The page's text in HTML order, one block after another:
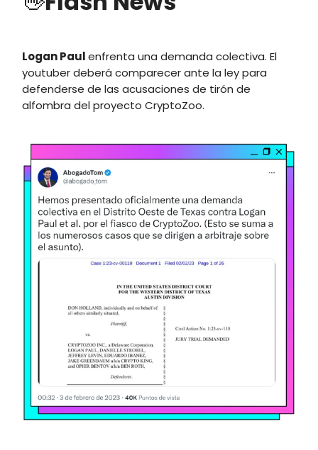
Logan Paulenfrenta una demanda colectiva. El
youtuber deberá comparecer ante la ley para
defenderse de las acusaciones de tirón de
alfombra del proyecto CryptoZoo.